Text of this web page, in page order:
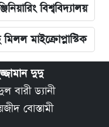
বিশ্ববিদ্যালয়
মাইক্রোপ্লাস্টিক
দুদু
ড্যানী
বোস্তামী